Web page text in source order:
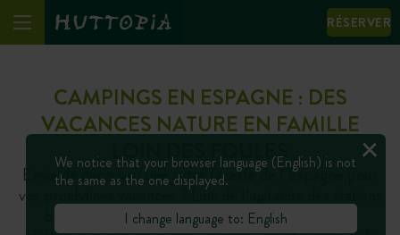
RÉSERVER
CAMPINGS EN ESPAGNE : DES
VACANCES NATURE EN FAMILLE
LOIN DES FOULES
Envie de découvrir une autre facette de l’Espagne pour
vos prochaines vacances ? Loin de l’agitation des stations
balnéaires et des grands complexes touristiques,
We notice that your browser language (English) is not
the same as the one displayed.
I change language to: English